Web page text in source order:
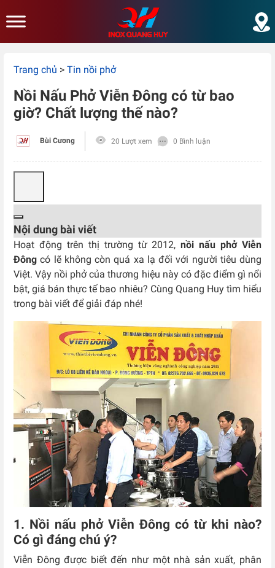
Trang chủ > Tin nồi phở
Nồi Nấu Phở Viễn Đông có từ bao
giờ? Chất lượng thế nào?
Bùi Cương 20 Lượt xem 0 Bình luận
Nội dung bài viết
Hoạt động trên thị trường từ 2012,nồi nấu phở Viễn
Đông có lẽ không còn quá xa lạ đối với người tiêu dùng
Việt. Vậy nồi phở của thương hiệu này có đặc điểm gì nổi
bật, giá bán thực tế bao nhiêu? Cùng Quang Huy tìm hiểu
trong bài viết để giải đáp nhé!
1. Nồi nấu phở Viễn Đông có từ khi nào?
Có gì đáng chú ý?
Viễn Đông được biết đến như một nhà sản xuất, phân